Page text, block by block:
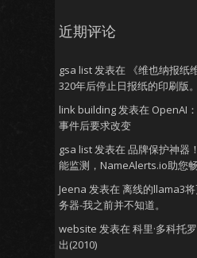
近期评论
gsa list发表在
《维也纳报纸
320年后停止日报纸的印刷版。
link building发表在 OpenAI
事件后要求改变
gsa list发表在 品牌保护神器
能监测，NameAlerts.io助您
Jeena 发表在 离线的llama3
务器-我之前并不知道。
website 发表在 科里·多科托
出(2010)